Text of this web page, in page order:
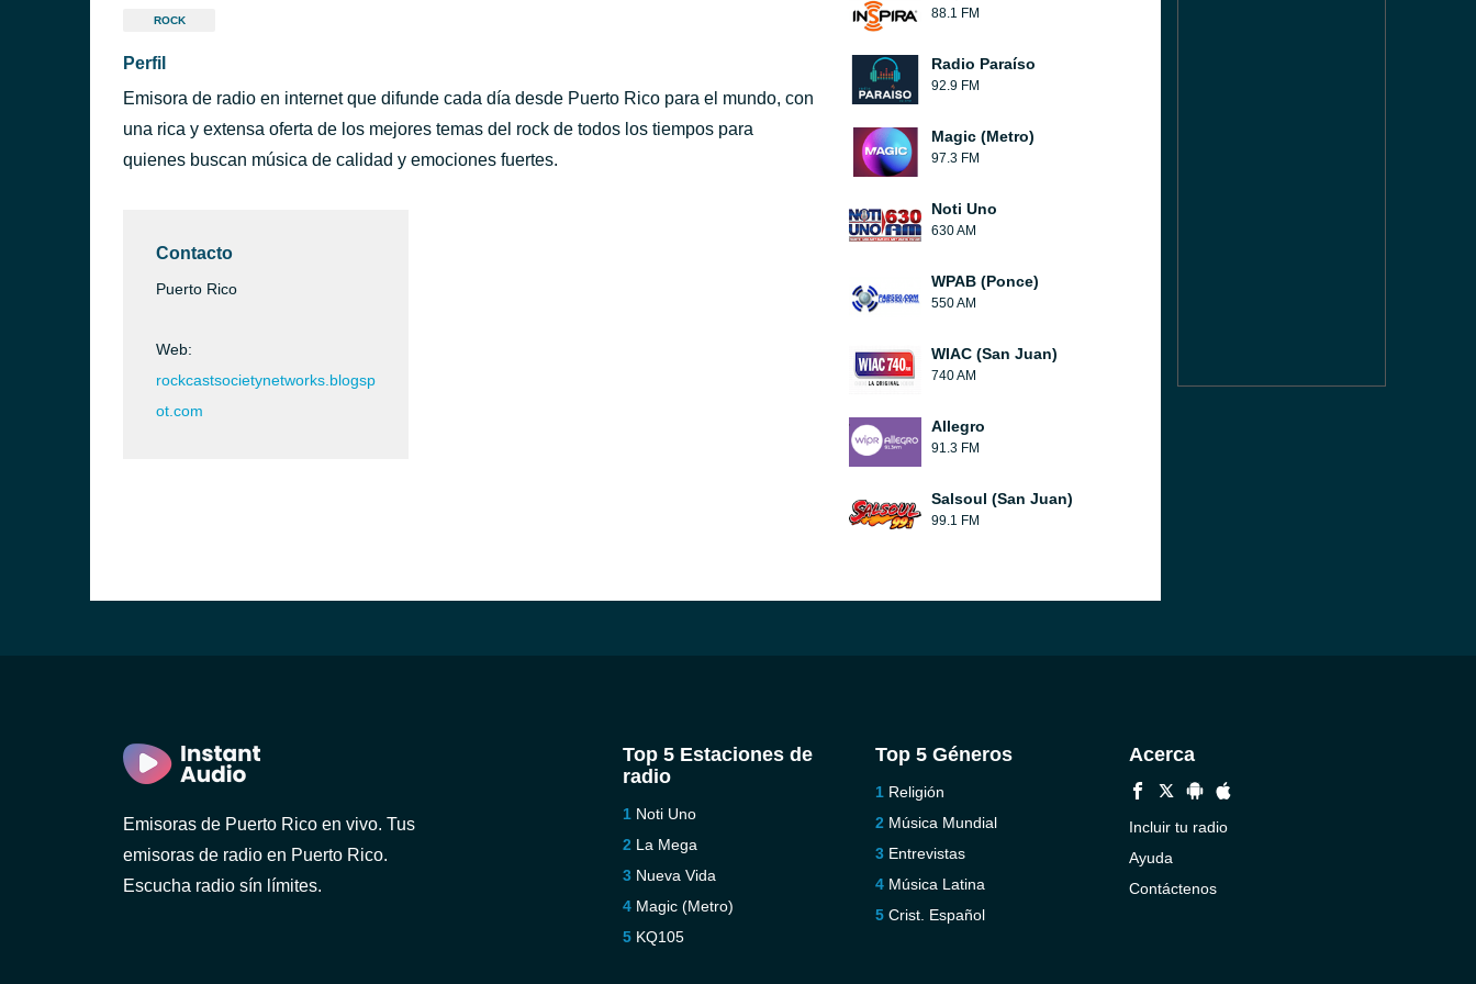
ROCK
Perfil
Emisora de radio en internet que difunde cada día desde Puerto Rico para el mundo, con
una rica y extensa oferta de los mejores temas del rock de todos los tiempos para
quienes buscan música de calidad y emociones fuertes.
Contacto
Puerto Rico
Web:
rockcastsocietynetworks.blogsp
ot.com
88.1 FM
Radio Paraíso
92.9 FM
Magic (Metro)
97.3 FM
Noti Uno
630 AM
WPAB (Ponce)
550 AM
WIAC (San Juan)
740 AM
Allegro
91.3 FM
Salsoul (San Juan)
99.1 FM
Emisoras de Puerto Rico en vivo. Tus
emisoras de radio en Puerto Rico.
Escucha radio sín límites.
Top 5 Estaciones de
radio
Noti Uno
La Mega
Nueva Vida
Magic (Metro)
KQ105
Top 5 Géneros
Religión
Música Mundial
Entrevistas
Música Latina
Crist. Español
Acerca
Incluir tu radio
Ayuda
Contáctenos